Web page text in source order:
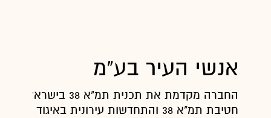
אנשי העיר בע"מ
החברה מקדמת את תכנית תמ"א
חטיבת תמ"א 38 והתחדשות עירונית באיגוד לשכות המסחר